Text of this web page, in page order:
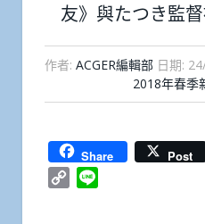
友》與たつき監
作者: ACGER編輯部 日期:
2018年春季
Share Post
Copy